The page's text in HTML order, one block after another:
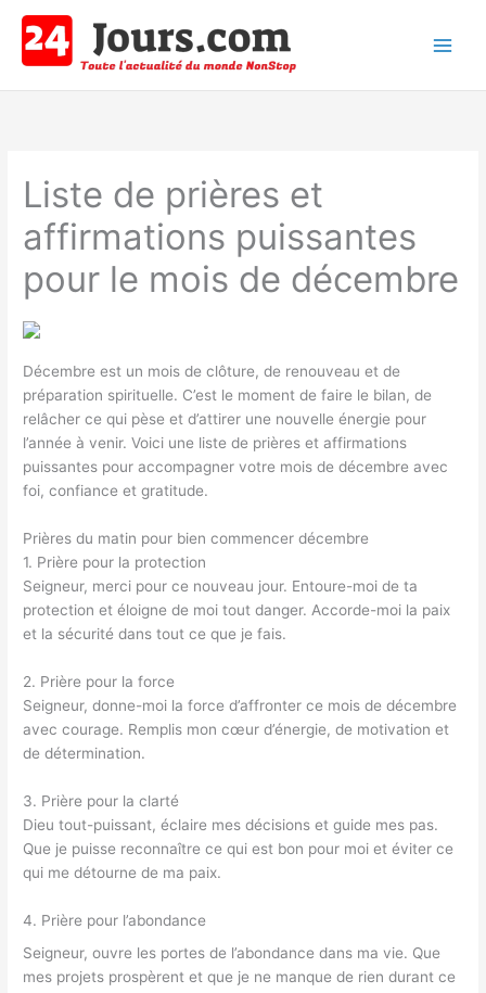
contenu
Liste de prières et
affirmations puissantes
pour le mois de décembre
Décembre est un mois de clôture, de renouveau et de
préparation spirituelle. C’est le moment de faire le bilan, de
relâcher ce qui pèse et d’attirer une nouvelle énergie pour
l’année à venir. Voici une liste de prières et affirmations
puissantes pour accompagner votre mois de décembre avec
foi, confiance et gratitude.
Prières du matin pour bien commencer décembre
1. Prière pour la protection
Seigneur, merci pour ce nouveau jour. Entoure-moi de ta
protection et éloigne de moi tout danger. Accorde-moi la paix
et la sécurité dans tout ce que je fais.
2. Prière pour la force
Seigneur, donne-moi la force d’affronter ce mois de décembre
avec courage. Remplis mon cœur d’énergie, de motivation et
de détermination.
3. Prière pour la clarté
Dieu tout-puissant, éclaire mes décisions et guide mes pas.
Que je puisse reconnaître ce qui est bon pour moi et éviter ce
qui me détourne de ma paix.
4. Prière pour l’abondance
Seigneur, ouvre les portes de l’abondance dans ma vie. Que
mes projets prospèrent et que je ne manque de rien durant ce